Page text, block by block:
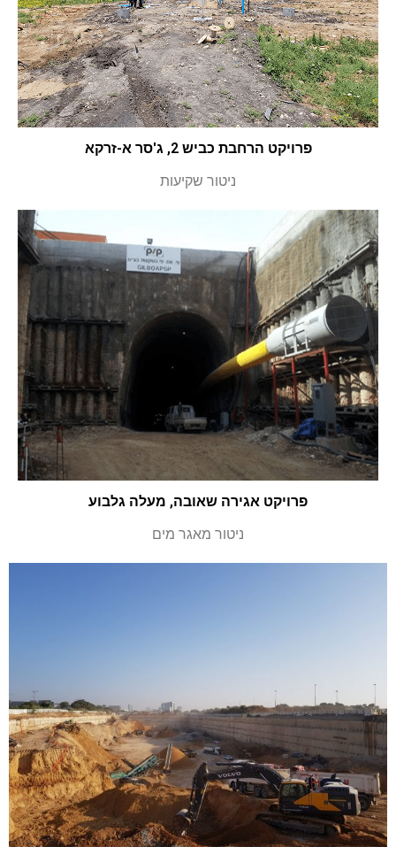
פרויקט הרחבת כביש 2, ג'סר א-זרקא
ניטור שקיעות
פרויקט אגירה שאובה, מעלה גלבוע
ניטור מאגר מים